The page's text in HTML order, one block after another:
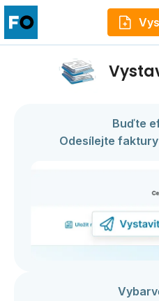
Buďte
Odesílejte